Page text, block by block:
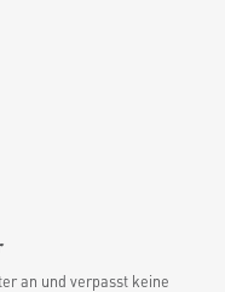
an und verpasst keine